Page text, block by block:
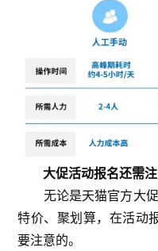
大促活动报名还需注
无论是天猫官方大促
特价、聚划算，在活动
要注意的。